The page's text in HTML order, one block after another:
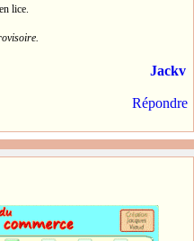
lice.
Jackv
Répondre